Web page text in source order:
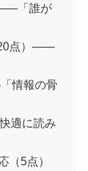
「誰が
20点）——
情報の骨
適に読み
（5点）